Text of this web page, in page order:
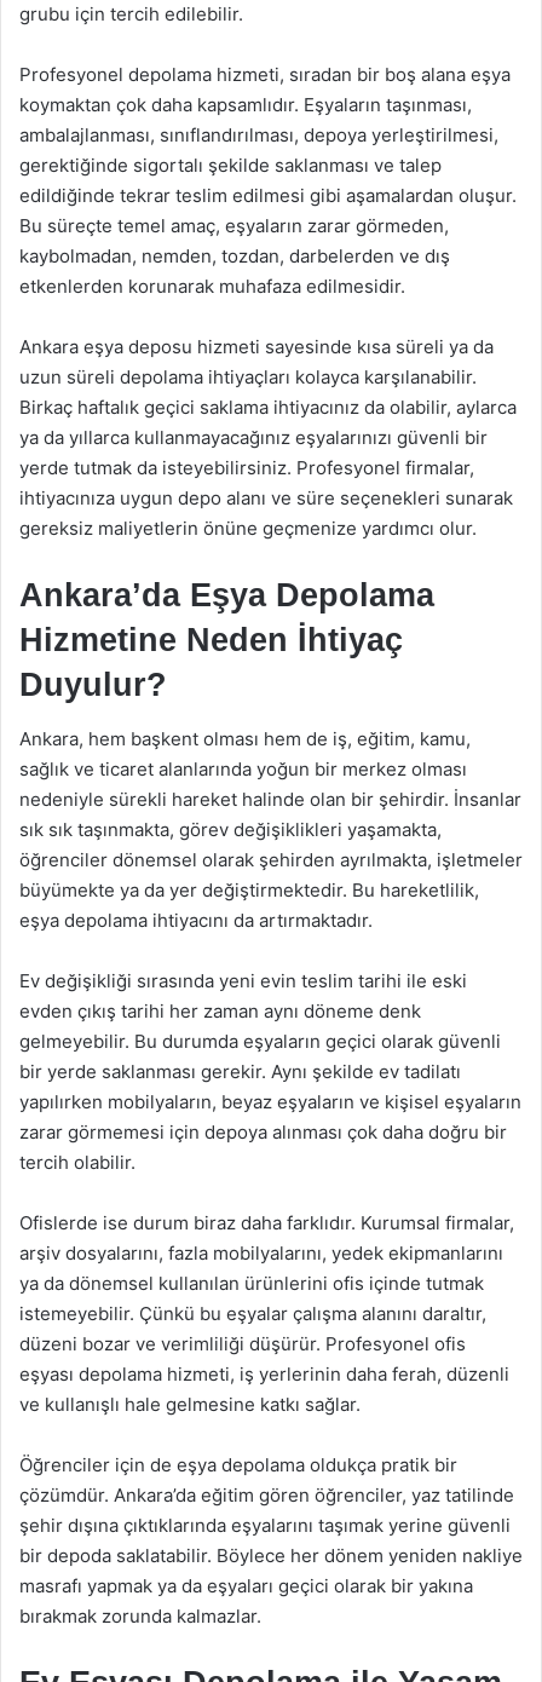
grubu için tercih edilebilir.
Profesyonel depolama hizmeti, sıradan bir boş alana eşya
koymaktan çok daha kapsamlıdır. Eşyaların taşınması,
ambalajlanması, sınıflandırılması, depoya yerleştirilmesi,
gerektiğinde sigortalı şekilde saklanması ve talep
edildiğinde tekrar teslim edilmesi gibi aşamalardan oluşur.
Bu süreçte temel amaç, eşyaların zarar görmeden,
kaybolmadan, nemden, tozdan, darbelerden ve dış
etkenlerden korunarak muhafaza edilmesidir.
Ankara eşya deposu hizmeti sayesinde kısa süreli ya da
uzun süreli depolama ihtiyaçları kolayca karşılanabilir.
Birkaç haftalık geçici saklama ihtiyacınız da olabilir, aylarca
ya da yıllarca kullanmayacağınız eşyalarınızı güvenli bir
yerde tutmak da isteyebilirsiniz. Profesyonel firmalar,
ihtiyacınıza uygun depo alanı ve süre seçenekleri sunarak
gereksiz maliyetlerin önüne geçmenize yardımcı olur.
Ankara’da Eşya Depolama
Hizmetine Neden İhtiyaç
Duyulur?
Ankara, hem başkent olması hem de iş, eğitim, kamu,
sağlık ve ticaret alanlarında yoğun bir merkez olması
nedeniyle sürekli hareket halinde olan bir şehirdir. İnsanlar
sık sık taşınmakta, görev değişiklikleri yaşamakta,
öğrenciler dönemsel olarak şehirden ayrılmakta, işletmeler
büyümekte ya da yer değiştirmektedir. Bu hareketlilik,
eşya depolama ihtiyacını da artırmaktadır.
Ev değişikliği sırasında yeni evin teslim tarihi ile eski
evden çıkış tarihi her zaman aynı döneme denk
gelmeyebilir. Bu durumda eşyaların geçici olarak güvenli
bir yerde saklanması gerekir. Aynı şekilde ev tadilatı
yapılırken mobilyaların, beyaz eşyaların ve kişisel eşyaların
zarar görmemesi için depoya alınması çok daha doğru bir
tercih olabilir.
Ofislerde ise durum biraz daha farklıdır. Kurumsal firmalar,
arşiv dosyalarını, fazla mobilyalarını, yedek ekipmanlarını
ya da dönemsel kullanılan ürünlerini ofis içinde tutmak
istemeyebilir. Çünkü bu eşyalar çalışma alanını daraltır,
düzeni bozar ve verimliliği düşürür. Profesyonel ofis
eşyası depolama hizmeti, iş yerlerinin daha ferah, düzenli
ve kullanışlı hale gelmesine katkı sağlar.
Öğrenciler için de eşya depolama oldukça pratik bir
çözümdür. Ankara’da eğitim gören öğrenciler, yaz tatilinde
şehir dışına çıktıklarında eşyalarını taşımak yerine güvenli
bir depoda saklatabilir. Böylece her dönem yeniden nakliye
masrafı yapmak ya da eşyaları geçici olarak bir yakına
bırakmak zorunda kalmazlar.